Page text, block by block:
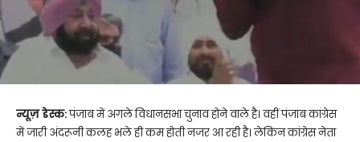
न्यूज़ डेस्क:पंजाब में अगले विधानसभा चुनाव होने वाले है। वहीं पंजाब कांग्रेस
में जारी अंदरूनी कलह भले ही कम होती नजर आ रही है। लेकिन कांग्रेस नेता